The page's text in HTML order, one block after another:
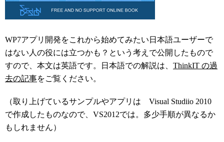
WP7アプリ開発をこれから始めてみたい日本語ユーザーで
はない人の役には立つかも？という考えで公開したもので
すので、本文は英語です。日本語での解説は、 ThinkIT の過
去の記事をご覧ください。
（取り上げているサンプルやアプリは Visual Studiio 2010
で作成したものなので、VS2012では。多少手順が異なるか
もしれません）